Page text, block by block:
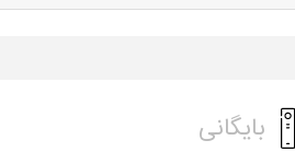
بایگانی